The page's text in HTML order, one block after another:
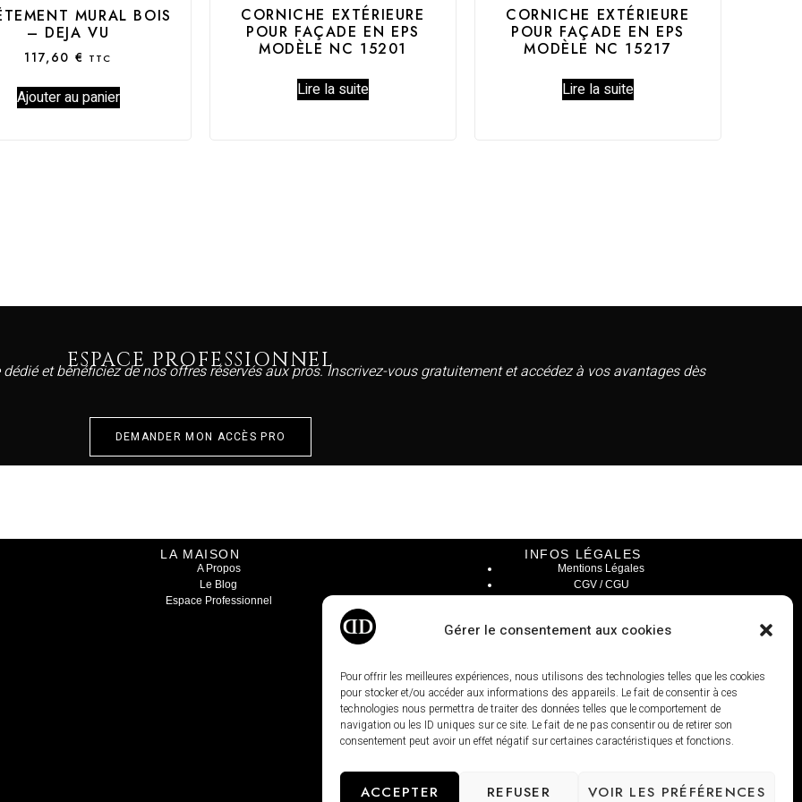
Gérer le consentement aux cookies
Pour offrir les meilleures expériences, nous utilisons des technologies telles que les cookies
pour stocker et/ou accéder aux informations des appareils. Le fait de consentir à ces
technologies nous permettra de traiter des données telles que le comportement de
navigation ou les ID uniques sur ce site. Le fait de ne pas consentir ou de retirer son
consentement peut avoir un effet négatif sur certaines caractéristiques et fonctions.
ACCEPTER REFUSER VOIR LES PRÉFÉRENCES
MURAL BOIS
– DEJA VU
117,60 € TTC
Ajouter au panier
CORNICHE EXTÉRIEURE
POUR FAÇADE EN EPS
MODÈLE NC 15201
Lire la suite
CORNICHE EXTÉRIEURE
POUR FAÇADE EN EPS
MODÈLE NC 15217
Lire la suite
ESPACE PROFESSIONNEL
et bénéficiez de nos offres réservés aux pros. Inscrivez-vous gratuitement et accédez à vos avantages dès
DEMANDER MON ACCÈS PRO
LA MAISON
A Propos
Le Blog
Espace Professionnel
INFOS LÉGALES
Mentions Légales
CGV / CGU
Conditions générales de ventes